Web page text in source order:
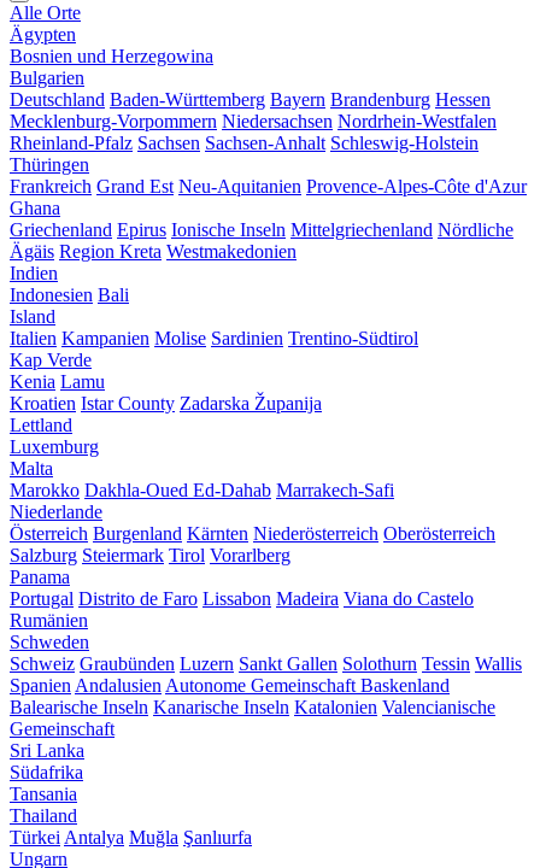
Alle Orte
Ägypten
Bosnien und Herzegowina
Bulgarien
Deutschland Baden-Württemberg Bayern Brandenburg Hessen
Mecklenburg-Vorpommern Niedersachsen Nordrhein-Westfalen
Rheinland-Pfalz Sachsen Sachsen-Anhalt Schleswig-Holstein
Thüringen
Frankreich Grand Est Neu-Aquitanien Provence-Alpes-Côte d'Azur
Ghana
Griechenland Epirus Ionische Inseln Mittelgriechenland Nördliche
Ägäis Region Kreta Westmakedonien
Indien
Indonesien Bali
Island
Italien Kampanien Molise Sardinien Trentino-Südtirol
Kap Verde
Kenia Lamu
Kroatien Istar County Zadarska Županija
Lettland
Luxemburg
Malta
Marokko Dakhla-Oued Ed-Dahab Marrakech-Safi
Niederlande
Österreich Burgenland Kärnten Niederösterreich Oberösterreich
Salzburg Steiermark Tirol Vorarlberg
Panama
Portugal Distrito de Faro Lissabon Madeira Viana do Castelo
Rumänien
Schweden
Schweiz Graubünden Luzern Sankt Gallen Solothurn Tessin Wallis
Spanien Andalusien Autonome Gemeinschaft Baskenland
Balearische Inseln Kanarische Inseln Katalonien Valencianische
Gemeinschaft
Sri Lanka
Südafrika
Tansania
Thailand
Türkei Antalya Muğla Şanlıurfa
Ungarn